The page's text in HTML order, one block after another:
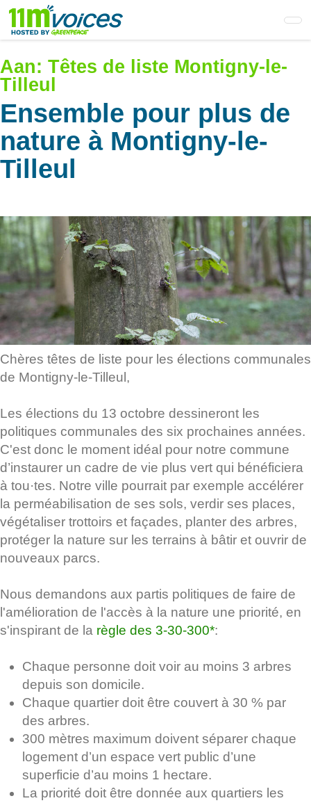
Skip
main
content
Aan: Têtes de liste Montigny-le-
Tilleul
Ensemble pour plus de
nature à Montigny-le-
Tilleul
Chères têtes de liste pour les élections communales
de Montigny-le-Tilleul,
Les élections du 13 octobre dessineront les
politiques communales des six prochaines années.
C'est donc le moment idéal pour notre commune
d’instaurer un cadre de vie plus vert qui bénéficiera
à tou·tes. Notre ville pourrait par exemple accélérer
la perméabilisation de ses sols, verdir ses places,
végétaliser trottoirs et façades, planter des arbres,
protéger la nature sur les terrains à bâtir et ouvrir de
nouveaux parcs.
Nous demandons aux partis politiques de faire de
l'amélioration de l'accès à la nature une priorité, en
s'inspirant de la règle des 3-30-300*:
Chaque personne doit voir au moins 3 arbres
depuis son domicile.
Chaque quartier doit être couvert à 30 % par
des arbres.
300 mètres maximum doivent séparer chaque
logement d’un espace vert public d’une
superficie d’au moins 1 hectare.
La priorité doit être donnée aux quartiers les